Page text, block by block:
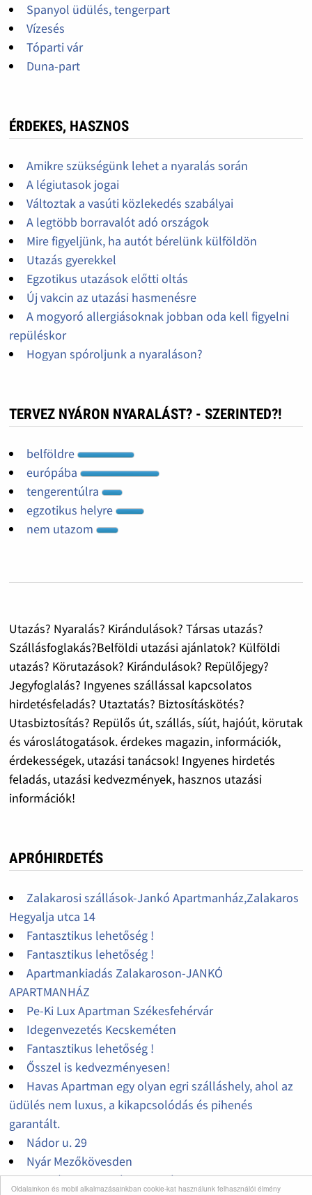
Oldalainkon és mobil alkalmazásainkban cookie-kat használunk felhasználói élmény
Spanyol üdülés, tengerpart
Vízesés
Tóparti vár
Duna-part
ÉRDEKES, HASZNOS
Amikre szükségünk lehet a nyaralás során
A légiutasok jogai
Változtak a vasúti közlekedés szabályai
A legtöbb borravalót adó országok
Mire figyeljünk, ha autót bérelünk külföldön
Utazás gyerekkel
Egzotikus utazások előtti oltás
Új vakcin az utazási hasmenésre
A mogyoró allergiásoknak jobban oda kell figyelni
repüléskor
Hogyan spóroljunk a nyaraláson?
TERVEZ NYÁRON NYARALÁST? - SZERINTED?!
belföldre
európába
tengerentúlra
egzotikus helyre
nem utazom
Utazás? Nyaralás? Kirándulások? Társas utazás?
Szállásfoglakás?Belföldi utazási ajánlatok? Külföldi
utazás? Körutazások? Kirándulások? Repülőjegy?
Jegyfoglalás? Ingyenes szállással kapcsolatos
hirdetésfeladás? Utaztatás? Biztosításkötés?
Utasbiztosítás? Repülős út, szállás, síút, hajóút, körutak
és városlátogatások. érdekes magazin, információk,
érdekességek, utazási tanácsok! Ingyenes hirdetés
feladás, utazási kedvezmények, hasznos utazási
információk!
APRÓHIRDETÉS
Zalakarosi szállások-Jankó Apartmanház,Zalakaros
Hegyalja utca 14
Fantasztikus lehetőség !
Fantasztikus lehetőség !
Apartmankiadás Zalakaroson-JANKÓ
APARTMANHÁZ
Pe-Ki Lux Apartman Székesfehérvár
Idegenvezetés Kecskeméten
Fantasztikus lehetőség !
Ősszel is kedvezményesen!
Havas Apartman egy olyan egri szálláshely, ahol az
üdülés nem luxus, a kikapcsolódás és pihenés
garantált.
Nádor u. 29
Nyár Mezőkövesden
Disznótoros Kolbászfesztivál Budapesten